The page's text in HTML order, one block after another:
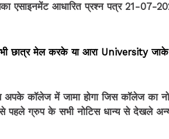
एसाइनमेंट आधारित प्रश्न पत्र 21-07-
छात्र मेल करके या आरा University
कॉलेज में जामा होगा जिस कॉलेज का
पहले ग्रुप के सभी नोटिस धान्य से देखले